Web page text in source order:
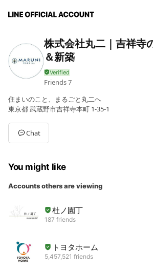
株式会社丸二｜吉祥寺
＆新築
Friends7
住まいのこと、まるごと丸二へ
東京都 武蔵野市吉祥寺本町 1-35-1
Chat
You might like
Accounts others are viewing
杜ノ園丁
187 friends
トヨタホーム
5,457,521 friends